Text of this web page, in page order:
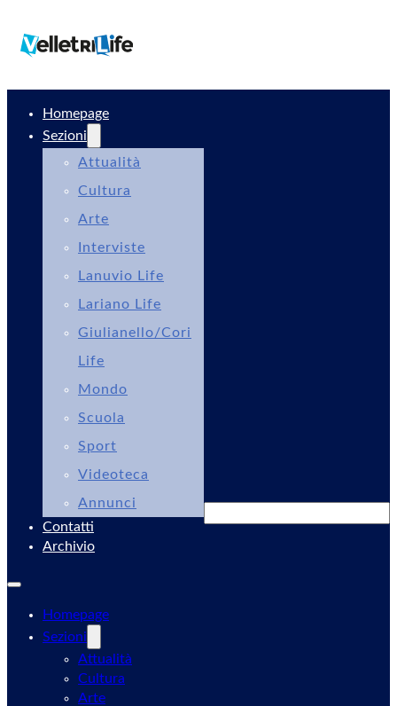
Homepage
Sezioni
Attualità
Cultura
Arte
Interviste
Lanuvio Life
Lariano Life
Giulianello/Cori
Life
Mondo
Scuola
Sport
Videoteca
Annunci
Contatti
Archivio
Homepage
Sezioni
Attualità
Cultura
Arte